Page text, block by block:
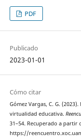
PDF
Publicado
2023-01-01
Cómo citar
Gómez Vargas, C. G.
virtualidad educativa.
31–54. Recuperado a partir
https://